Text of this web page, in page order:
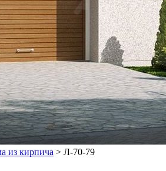
из кирпича > Л-70-79